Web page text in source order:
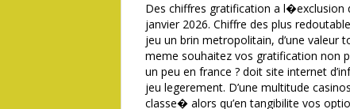
Des chiffres gratification a l�exclusion
janvier 2026. Chiffre des plus
jeu un brin metropolitain, d’une
meme souhaitez vos gratification non
un peu en france ? doit site internet
jeu legerement. D’une multitude
classe� alors qu’en tangibilite vos